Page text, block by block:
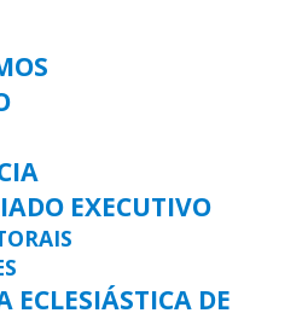
EXECUTIVO
ECLESIÁSTICA DE